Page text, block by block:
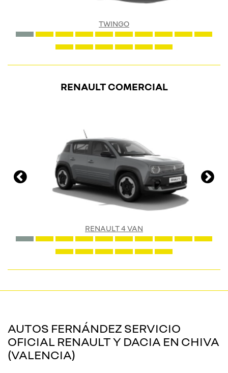
TWINGO
RENAULT COMERCIAL
RENAULT 4 VAN
AUTOS FERNÁNDEZ SERVICIO
OFICIAL RENAULT Y DACIA EN CHIVA
(VALENCIA)